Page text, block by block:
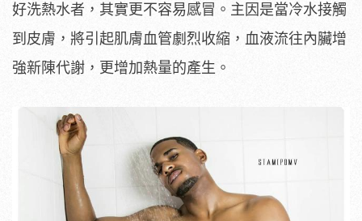
好洗熱水者，其實更不容易感冒。主因是當冷水接觸
到皮膚，將引起肌膚血管劇烈收縮，血液流往內臟增
強新陳代謝，更增加熱量的產生。